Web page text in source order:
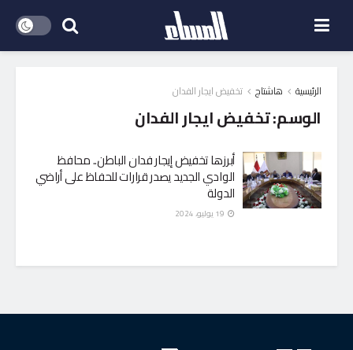
الرئيسية هاشتاج تخفيض ايجار الفدان
الوسم:تخفيض ايجار الفدان
أبرزها تخفيض إيجار فدان الباطن.. محافظ
الوادي الجديد يصدر قرارات للحفاظ على أراضي
الدولة